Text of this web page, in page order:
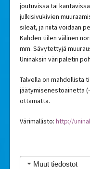
joutuvissa tai
julkisivukivien
sileät, ja niitä voidaan
Kahden tiilen välinen
mm. Sävytettyjä
Uninaksin väripaletin
Talvella on mahdollista
jäätymisenestoainetta
ottamatta.
Värimallisto: http://
Muut tiedostot